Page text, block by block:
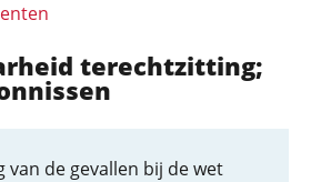
terechtzitting;
de gevallen bij de wet